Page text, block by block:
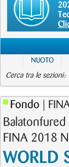
NUOTO
Cerca tra le sezioni:
Fondo |
FINA 2018
WORLD